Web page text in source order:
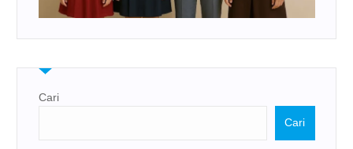
Cari
Cari